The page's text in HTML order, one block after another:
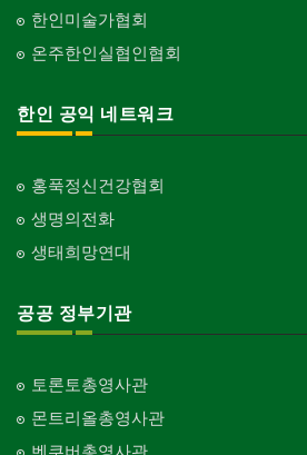
한인미술가협회
온주한인실협인협회
한인 공익 네트워크
홍푹정신건강협회
생명의전화
생태희망연대
공공 정부기관
토론토총영사관
몬트리올총영사관
벤쿠버총영사관